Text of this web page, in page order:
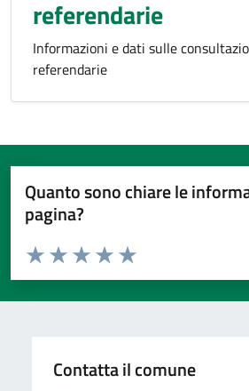
referendarie
Informazioni e dati sulle
referendarie
Quanto sono chiare le
pagina?
Valuta da 1 a 5 stelle la pagina
Valuta 5 stelle su 5
Valuta 4 stelle su 5
Valuta 3 stelle su 5
Valuta 2 stelle su 5
Valuta 1 stelle su 5
Contatta il comune